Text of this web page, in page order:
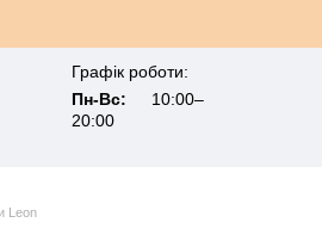
Графік роботи:
Пн-Вс:
10:00–
20:00
Leon